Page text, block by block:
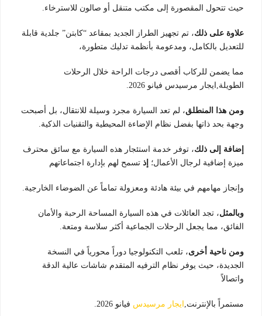
حيث تتحول المقصورة إلى مكتب متنقل أو صالون للاسترخاء.
علاوة على ذلك، تم تجهيز الطراز الجديد بمقاعد “كابتن” جلدية قابلة
للتعديل بالكامل، ومدعومة بأنظمة تدليك متطورة،
مما يضمن للركاب أقصى درجات الراحة خلال الرحلات
الطويلة,ايجار مرسيدس فيانو 2026.
ومن هذا المنطلق، لم تعد السيارة مجرد وسيلة للانتقال، بل أصبحت
وجهة بحد ذاتها بفضل نظام الإضاءة المحيطية والتقنيات الذكية.
إضافة إلى ذلك، توفر خدمة استئجار هذه السيارة مع سائق محترف
ميزة إضافية لرجال الأعمال؛ إذ تسمح لهم بإدارة اجتماعاتهم
وإنجاز مهامهم في بيئة هادئة ومعزولة تماماً عن الضوضاء الخارجية.
وبالمثل، تجد العائلات في هذه السيارة المساحة الرحبة والأمان
الفائق، مما يجعل الرحلات الجماعية أكثر سلاسة ومتعة.
ومن ناحية أخرى، تلعب التكنولوجيا دوراً محورياً في النسخة
الجديدة، حيث يوفر نظام الترفيه المتقدم شاشات عالية الدقة
واتصالاً
مستمراً بالإنترنت, ايجار مرسيدس فيانو 2026.